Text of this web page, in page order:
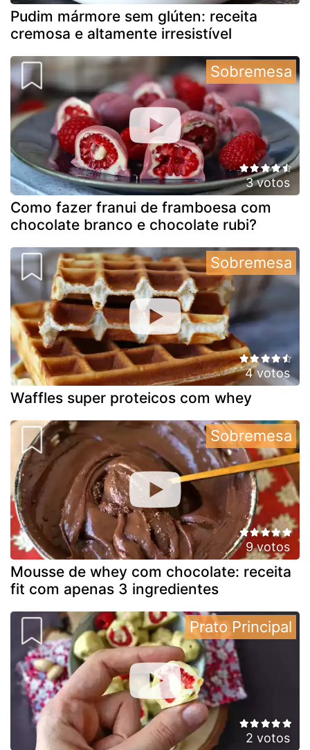
Pudim mármore sem glúten: receita
cremosa e altamente irresistível
3 votos
Como fazer franui de framboesa com
chocolate branco e chocolate rubi?
Sobremesa
4 votos
Waffles super proteicos com whey
Sobremesa
9 votos
Mousse de whey com chocolate: receita
fit com apenas 3 ingredientes
Sobremesa
2 votos
Prato Principal